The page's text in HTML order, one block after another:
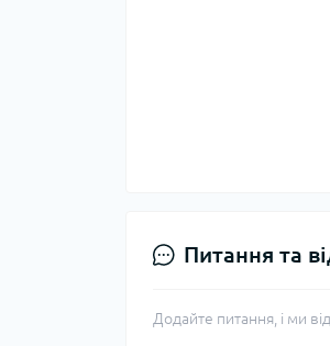
Питання та
Додайте питання, і ми